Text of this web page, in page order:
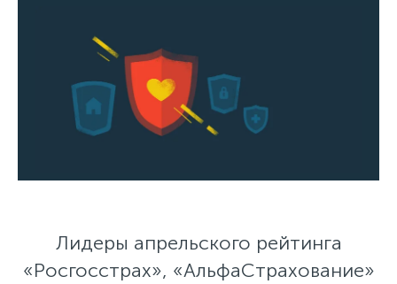
Лидеры апрельского рейтинга
«Росгосстрах», «АльфаСтрахование»